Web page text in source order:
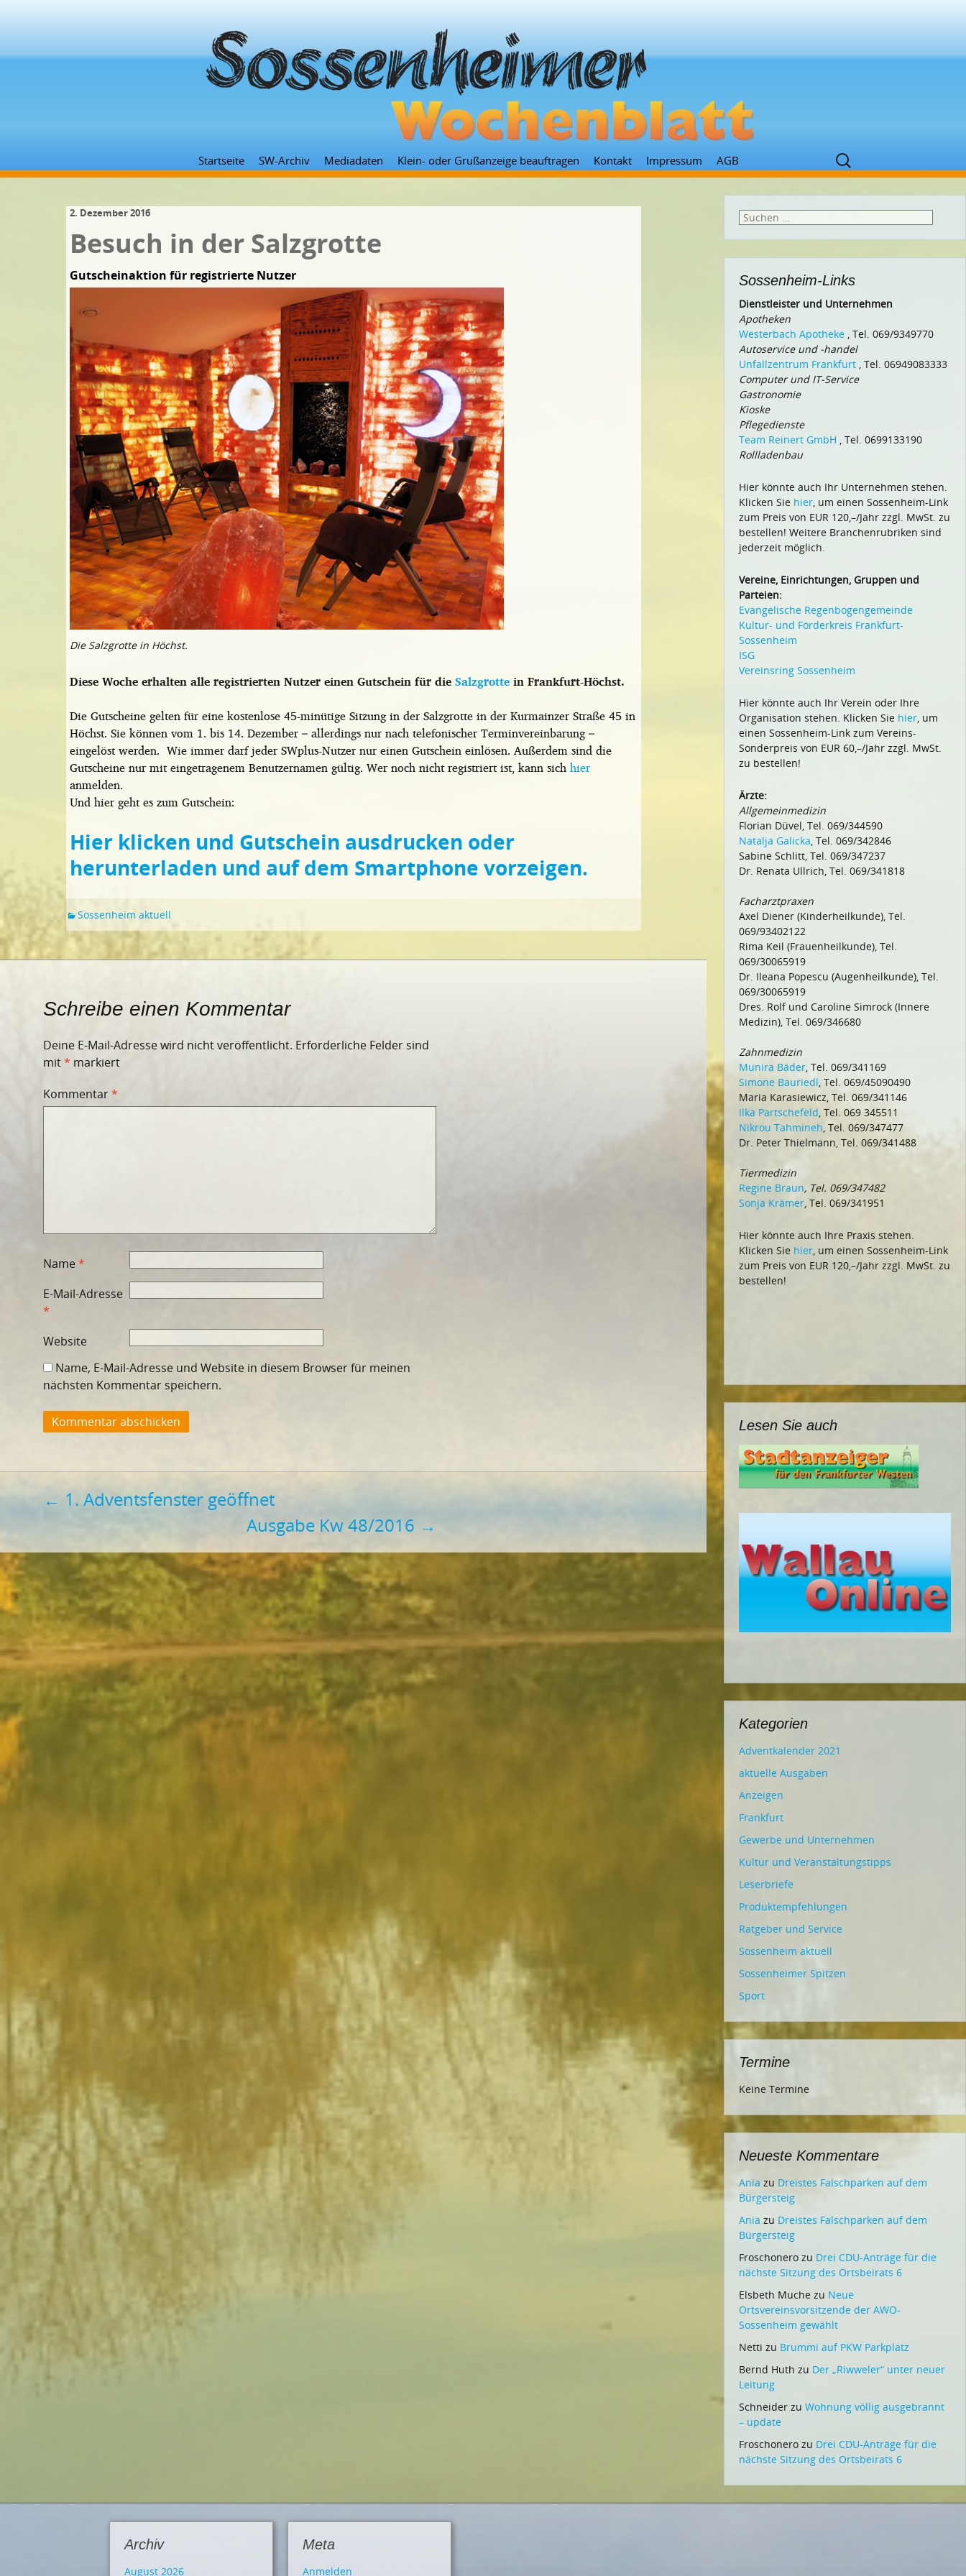
Zum
Inhalt
Startseite SW-Archiv Mediadaten Klein- oder Grußanzeige beauftragen Kontakt Impressum AGB
Suchen
nach:
2. Dezember 2016
Besuch in der Salzgrotte
Gutscheinaktion für registrierte Nutzer
Die Salzgrotte in Höchst.
Diese Woche erhalten alle registrierten Nutzer einen Gutschein für dieSalzgrottein Frankfurt-Höchst.
Die Gutscheine gelten für eine kostenlose 45-minütige Sitzung in der Salzgrotte in der Kurmainzer Straße 45 in
Höchst. Sie können vom 1. bis 14. Dezember – allerdings nur nach telefonischer Terminvereinbarung –
eingelöst werden. Wie immer darf jeder SWplus-Nutzer nur einen Gutschein einlösen. Außerdem sind die
Gutscheine nur mit eingetragenem Benutzernamen gültig. Wer noch nicht registriert ist, kann sichhier
anmelden.
Und hier geht es zum Gutschein:
Hier klicken und Gutschein ausdrucken oder
herunterladen und auf dem Smartphone vorzeigen.
Sossenheim aktuell
Schreibe einen Kommentar
Deine E-Mail-Adresse wird nicht veröffentlicht. Erforderliche Felder sind
mit* markiert
Kommentar*
Name*
E-Mail-Adresse
*
Website
Name, E-Mail-Adresse und Website in diesem Browser für meinen
nächsten Kommentar speichern.
Beitragsnavigation
← 1. Adventsfenster geöffnet
Ausgabe Kw 48/2016 →
Suchen
Sossenheim-Links
Dienstleister und Unternehmen
Apotheken
Westerbach Apotheke , Tel. 069/9349770
Autoservice und -handel
Unfallzentrum Frankfurt , Tel. 06949083333
Computer und IT-Service
Gastronomie
Kioske
Pflegedienste
Team Reinert GmbH , Tel. 0699133190
Rollladenbau
Hier könnte auch Ihr Unternehmen stehen.
Klicken Sie hier, um einen Sossenheim-Link
zum Preis von EUR 120,–/Jahr zzgl. MwSt. zu
bestellen! Weitere Branchenrubriken sind
jederzeit möglich.
Vereine, Einrichtungen, Gruppen und
Parteien:
Evangelische Regenbogengemeinde
Kultur- und Förderkreis Frankfurt-
Sossenheim
ISG
Vereinsring Sossenheim
Hier könnte auch Ihr Verein oder Ihre
Organisation stehen. Klicken Sie hier, um
einen Sossenheim-Link zum Vereins-
Sonderpreis von EUR 60,–/Jahr zzgl. MwSt.
zu bestellen!
Ärzte:
Allgemeinmedizin
Florian Düvel, Tel. 069/344590
Natalja Galicka, Tel. 069/342846
Sabine Schlitt, Tel. 069/347237
Dr. Renata Ullrich, Tel. 069/341818
Facharztpraxen
Axel Diener (Kinderheilkunde), Tel.
069/93402122
Rima Keil (Frauenheilkunde), Tel.
069/30065919
Dr. Ileana Popescu (Augenheilkunde), Tel.
069/30065919
Dres. Rolf und Caroline Simrock (Innere
Medizin), Tel. 069/346680
Zahnmedizin
Munira Bäder, Tel. 069/341169
Simone Bauriedl, Tel. 069/45090490
Maria Karasiewicz, Tel. 069/341146
Ilka Partschefeld, Tel. 069 345511
Nikrou Tahmineh, Tel. 069/347477
Dr. Peter Thielmann, Tel. 069/341488
Tiermedizin
Regine Braun, Tel. 069/347482
Sonja Krämer, Tel. 069/341951
Hier könnte auch Ihre Praxis stehen.
Klicken Sie hier, um einen Sossenheim-Link
zum Preis von EUR 120,–/Jahr zzgl. MwSt. zu
bestellen!
Lesen Sie auch
Kategorien
Adventkalender 2021
aktuelle Ausgaben
Anzeigen
Frankfurt
Gewerbe und Unternehmen
Kultur und Veranstaltungstipps
Leserbriefe
Produktempfehlungen
Ratgeber und Service
Sossenheim aktuell
Sossenheimer Spitzen
Sport
Termine
Keine Termine
Neueste Kommentare
Ania zu Dreistes Falschparken auf dem
Bürgersteig
Ania zu Dreistes Falschparken auf dem
Bürgersteig
Froschonero zu Drei CDU-Anträge für die
nächste Sitzung des Ortsbeirats 6
Elsbeth Muche zu Neue
Ortsvereinsvorsitzende der AWO-
Sossenheim gewählt
Netti zu Brummi auf PKW Parkplatz
Bernd Huth zu Der „Riwweler“ unter neuer
Leitung
Schneider zuWohnung völlig ausgebrannt
– update
Froschonero zu Drei CDU-Anträge für die
nächste Sitzung des Ortsbeirats 6
Archiv
August 2026
Meta
Anmelden